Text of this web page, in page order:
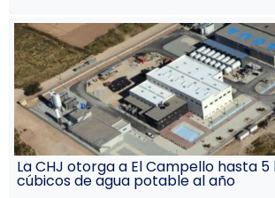
La CHJ otorga a El Campello hasta
cúbicos de agua potable al año